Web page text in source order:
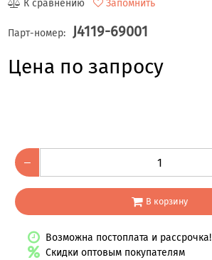
К сравнению Запомнить
Парт-номер: J4119-69001
Цена по запросу
–
В корзину
Возможна постоплата и рассрочка!
Скидки оптовым покупателям